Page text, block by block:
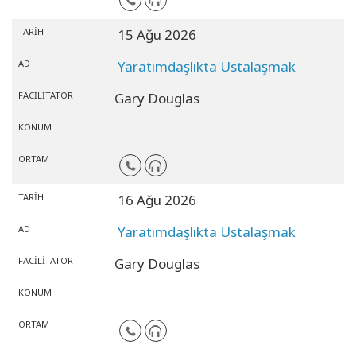
TARIH 15 Ağu 2026
AD Yaratımdaşlıkta Ustalaşmak
FACILITATOR Gary Douglas
KONUM
ORTAM
TARIH 16 Ağu 2026
AD Yaratımdaşlıkta Ustalaşmak
FACILITATOR Gary Douglas
KONUM
ORTAM